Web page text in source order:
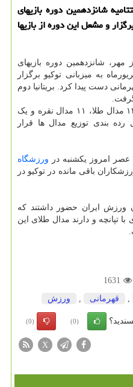
شانزدهمین دوره بازیهای
و مشعل این دوره از بازیها
شانزدهمین دوره بازیهای
به میزبانی توکیو برگزار
دست پیدا کرد. بریتانیا دوم
کاروان ورزش ایران هم با کسب ۱۲ مدال طلا، ۱۱ مدال نقره و یک
بندی توزیع مدال ها قرار
عصر امروز یکشنبه در ورزشگاه
باقی مانده در توکیو در
ایران حضور داشتند که
تپانچه و دارند مدال طلای این
1631
قهرمانی ورزش
(0)
(0)
X